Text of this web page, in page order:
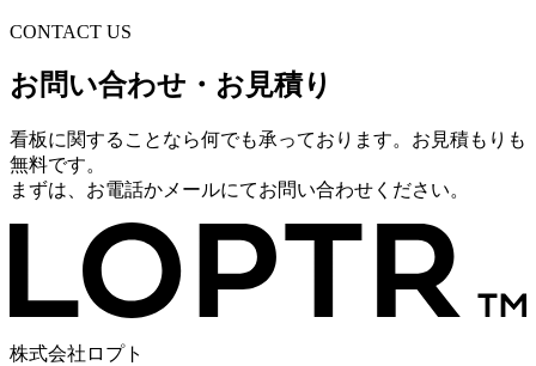
CONTACT US
お問い合わせ・お見積り
看板に関することなら何でも承っております。お見積もりも
無料です。
まずは、お電話かメールにてお問い合わせください。
株式会社ロプト